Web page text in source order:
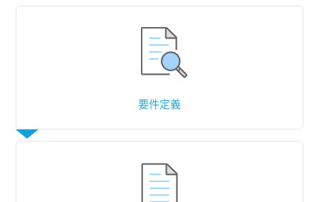
要件定義